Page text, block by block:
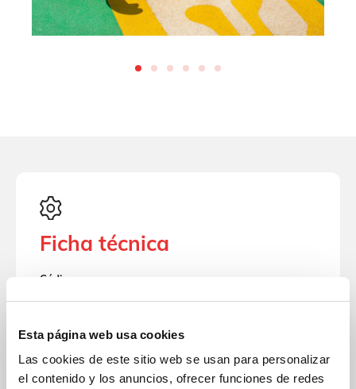
Esta página web usa cookies
Las cookies de este sitio web se usan para personalizar
el contenido y los anuncios, ofrecer funciones de redes
Ficha técnica
Código
Divertido muelle en forma de Dragón ideal
para estimular la imaginación, el equilibrio y la
socialización de los niños.